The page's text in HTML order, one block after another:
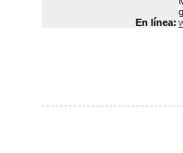
En línea: